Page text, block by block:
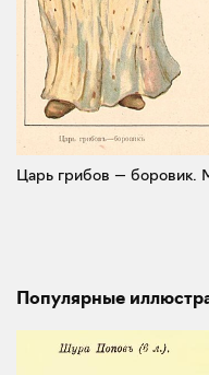
Царь грибов — боровик.
Популярные